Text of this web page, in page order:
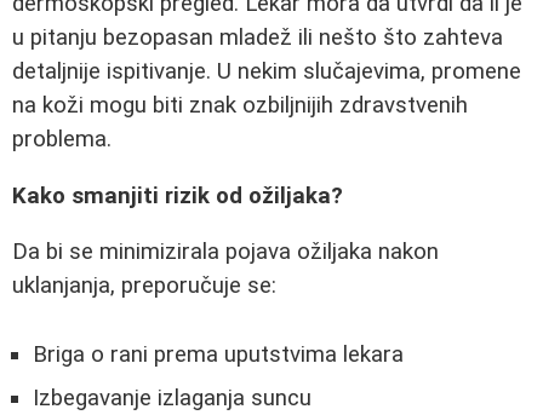
u pitanju bezopasan mladež ili nešto što zahteva
detaljnije ispitivanje. U nekim slučajevima, promene
na koži mogu biti znak ozbiljnijih zdravstvenih
problema.
Kako smanjiti rizik od ožiljaka?
Da bi se minimizirala pojava ožiljaka nakon
uklanjanja, preporučuje se:
Briga o rani prema uputstvima lekara
Izbegavanje izlaganja suncu